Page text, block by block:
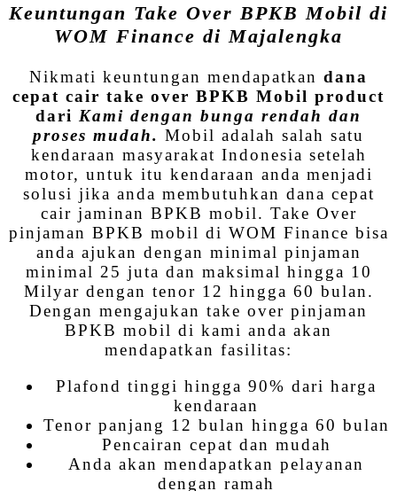
Keuntungan Take Over BPKB Mobil di
WOM Finance di Majalengka
Nikmati keuntungan mendapatkan dana
cepat cair take over BPKB Mobil product
dari Kami dengan bunga rendah dan
proses mudah. Mobil adalah salah satu
kendaraan masyarakat Indonesia setelah
motor, untuk itu kendaraan anda menjadi
solusi jika anda membutuhkan dana cepat
cair jaminan BPKB mobil. Take Over
pinjaman BPKB mobil di WOM Finance bisa
anda ajukan dengan minimal pinjaman
minimal 25 juta dan maksimal hingga 10
Milyar dengan tenor 12 hingga 60 bulan.
Dengan mengajukan take over pinjaman
BPKB mobil di kami anda akan
mendapatkan fasilitas:
Plafond tinggi hingga 90% dari harga
kendaraan
Tenor panjang 12 bulan hingga 60 bulan
Pencairan cepat dan mudah
Anda akan mendapatkan pelayanan
dengan ramah